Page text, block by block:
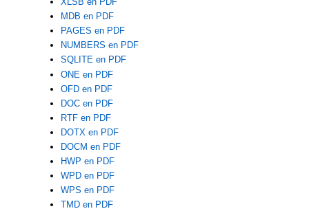
MDB en PDF
PAGES en PDF
NUMBERS en PDF
SQLITE en PDF
ONE en PDF
OFD en PDF
DOC en PDF
RTF en PDF
DOTX en PDF
DOCM en PDF
HWP en PDF
WPD en PDF
WPS en PDF
TMD en PDF